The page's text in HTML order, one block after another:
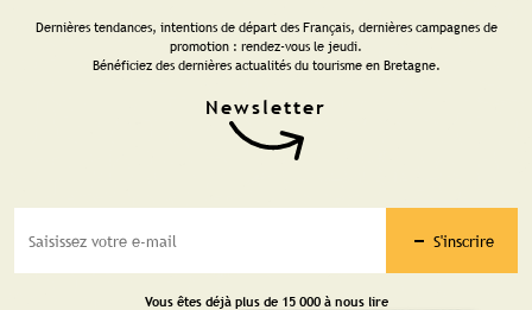
Dernières tendances, intentions de départ des Français, dernières campagnes de
promotion : rendez-vous le jeudi.
Bénéficiez des dernières actualités du tourisme en Bretagne.
S'inscrire
Vous êtes déjà plus de 15 000 à nous lire